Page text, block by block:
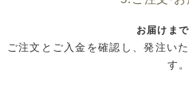
お届けま
ご注文とご入金を確認し、発注い
す。